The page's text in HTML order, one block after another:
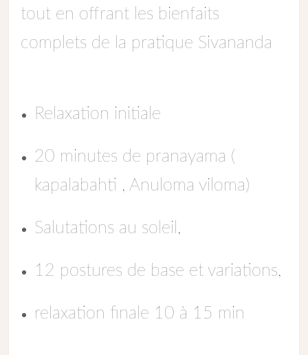
tout en offrant les bienfaits
complets de la pratique Sivananda
Relaxation initiale
20 minutes de pranayama (
kapalabahti , Anuloma viloma)
Salutations au soleil,
12 postures de base et variations,
relaxation finale 10 à 15 min